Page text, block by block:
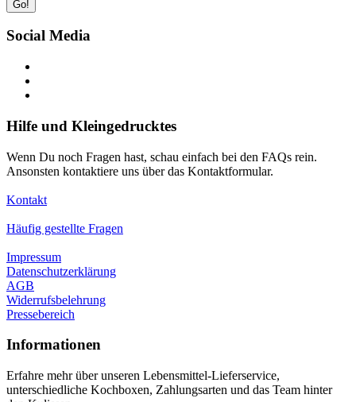
Go!
Social Media
Hilfe und Kleingedrucktes
Wenn Du noch Fragen hast, schau einfach bei den FAQs rein.
Ansonsten kontaktiere uns über das Kontaktformular.
Kontakt
Häufig gestellte Fragen
Impressum
Datenschutzerklärung
AGB
Widerrufsbelehrung
Pressebereich
Informationen
Erfahre mehr über unseren Lebensmittel-Lieferservice,
unterschiedliche Kochboxen, Zahlungsarten und das Team hinter